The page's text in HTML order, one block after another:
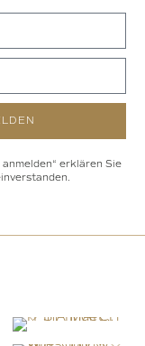
erklären Sie